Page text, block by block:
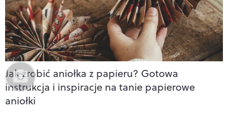
Jak zrobić aniołka z papieru? Gotowa
instrukcja i inspiracje na tanie papierowe
aniołki